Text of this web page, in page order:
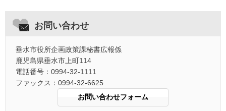
お問い合わせ
垂水市役所企画政策課秘書広報係
鹿児島県垂水市上町114
電話番号：0994-32-1111
ファックス：0994-32-6625